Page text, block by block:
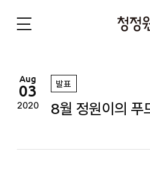
Aug
03
2020
발표
8월 정원이의 푸